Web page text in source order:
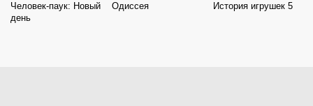
Человек-паук: Новый
день
Одиссея История игрушек 5